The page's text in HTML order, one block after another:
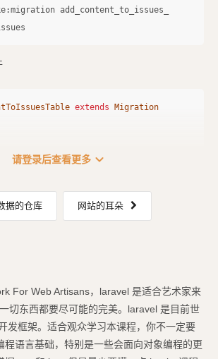
add_content_to_issues_
extends
Migration
请登录后查看更多 expand_more
据的仓库 网站的耳朵
For Web Artisans，laravel 是适合艺术家来
切东西都要尽可能的完美。laravel 是目前世
发框架。适合观众学习本课程，你不一定要
程语言基础，特别是一些会面向对象编程的更